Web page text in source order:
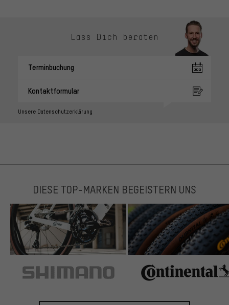
Lass Dich beraten
Terminbuchung
Kontaktformular
Unsere Datenschutzerklärung
DIESE TOP-MARKEN BEGEISTERN UNS